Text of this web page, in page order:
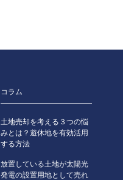
コラム
土地売却を考える３つの悩
みとは？遊休地を有効活用
する方法
放置している土地が太陽光
発電の設置用地として売れ